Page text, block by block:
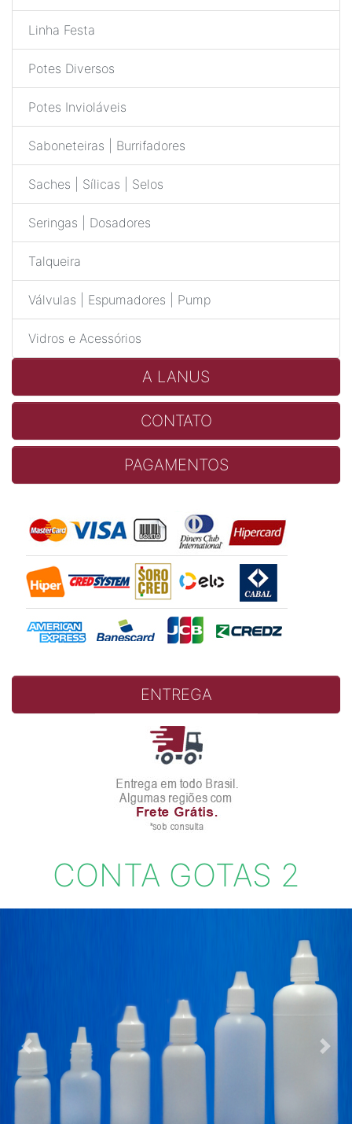
Linha Festa
Potes Diversos
Potes Invioláveis
Saboneteiras | Burrifadores
Saches | Sílicas | Selos
Seringas | Dosadores
Talqueira
Válvulas | Espumadores | Pump
Vidros e Acessórios
A LANUS
CONTATO
PAGAMENTOS
ENTREGA
CONTA GOTAS 2
Previous Next